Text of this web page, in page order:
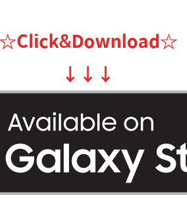
☆Click&Download☆
↓ ↓ ↓